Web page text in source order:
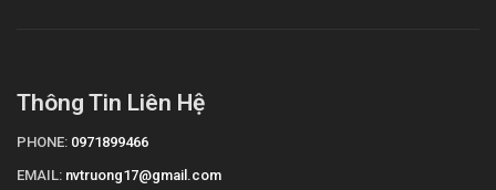
Thông Tin Liên Hệ
PHONE: 0971899466
EMAIL: nvtruong17@gmail.com